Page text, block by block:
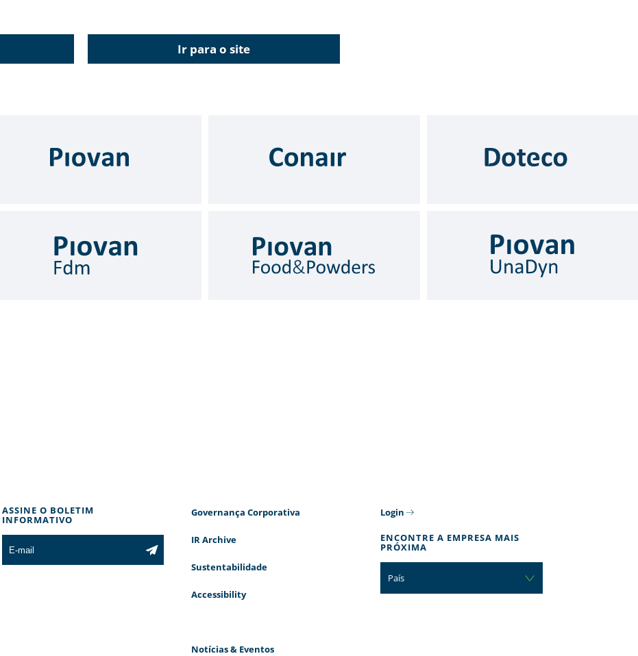
Ir para o site
ASSINE O BOLETIM
INFORMATIVO
Governança Corporativa
IR Archive
Sustentabilidade
Accessibility
Notícias & Eventos
Login
ENCONTRE A EMPRESA MAIS
PRÓXIMA
País